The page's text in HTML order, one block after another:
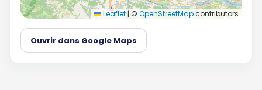
Leaflet | © OpenStreetMapcontributors
Ouvrir dans Google Maps